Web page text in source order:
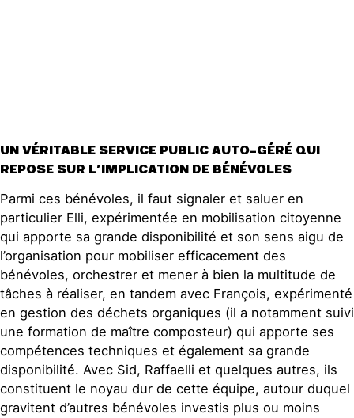
UN VÉRITABLE SERVICE PUBLIC AUTO-GÉRÉ QUI
REPOSE SUR L’IMPLICATION DE BÉNÉVOLES
Parmi ces bénévoles, il faut signaler et saluer en
particulier Elli, expérimentée en mobilisation citoyenne
qui apporte sa grande disponibilité et son sens aigu de
l’organisation pour mobiliser efficacement des
bénévoles, orchestrer et mener à bien la multitude de
tâches à réaliser, en tandem avec François, expérimenté
en gestion des déchets organiques (il a notamment suivi
une formation de maître composteur) qui apporte ses
compétences techniques et également sa grande
disponibilité. Avec Sid, Raffaelli et quelques autres, ils
constituent le noyau dur de cette équipe, autour duquel
gravitent d’autres bénévoles investis plus ou moins